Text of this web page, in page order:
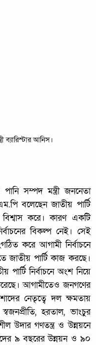
ব্যারিস্টার আনিস।
সম্পদ মন্ত্রী জননেতা
বলেছেন জাতীয় পার্টি
বিশ্বাস করে। কারণ একটি
বিকল্প নেই। সেই
করে আগামী নির্বাচনে
জাতীয় পার্টি কাজ করছে।
নির্বাচনে অংশ নিয়ে
আগামীতেও জনগণের
নেতৃত্বে দল ক্ষমতায়
হরতাল, ভাংচুর
উদার গণতন্ত্র ও উন্নয়নে
৯ বছরের উন্নয়ন ও ৯০